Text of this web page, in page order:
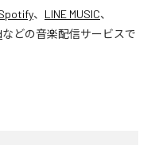
、 LINE MUSIC、
などの音楽配信サービスで